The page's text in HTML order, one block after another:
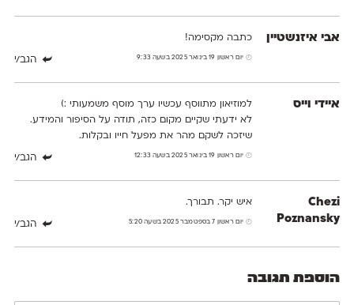
אבי איזנשטיין כתבה מקסימה!
יום ראשון 19 בינואר 2025 בשעה 9:33 הגב/י
למוזיאון מתווסף עכשיו ערך מוסף משמעותי :)
לא ידעתי שקיים מקום כזה, תודה על הסיפור והמידע.
שיזכה לשקם מהר את מפעל חייו ובקלות.
יום ראשון 19 בינואר 2025 בשעה 12:33 הגב/י
‪Chezi
Poznansky‬‏
איש יקר. תבורך.
יום ראשון 7 בספטמבר 2025 בשעה 5:20 הגב/י
הוספת תגובה